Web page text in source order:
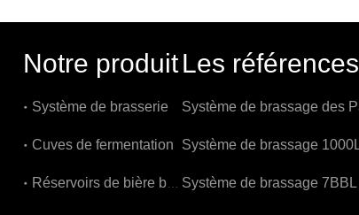
Notre produit
Système de brasserie
Cuves de fermentation
Les références